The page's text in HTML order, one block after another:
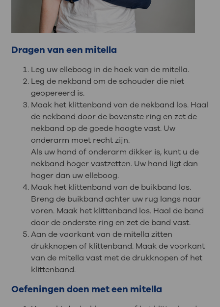
Dragen van een mitella
Leg uw elleboog in de hoek van de mitella.
Leg de nekband om de schouder die niet
geopereerd is.
Maak het klittenband van de nekband los. Haal
de nekband door de bovenste ring en zet de
nekband op de goede hoogte vast. Uw
onderarm moet recht zijn.
Als uw hand of onderarm dikker is, kunt u de
nekband hoger vastzetten. Uw hand ligt dan
hoger dan uw elleboog.
Maak het klittenband van de buikband los.
Breng de buikband achter uw rug langs naar
voren. Maak het klittenband los. Haal de band
door de onderste ring en zet de band vast.
Aan de voorkant van de mitella zitten
drukknopen of klittenband. Maak de voorkant
van de mitella vast met de drukknopen of het
klittenband.
Oefeningen doen met een mitella